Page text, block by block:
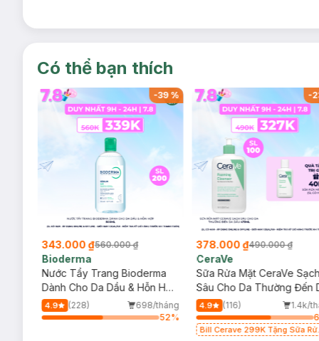
Có thể bạn thích
-39%
343.000 ₫560.000 ₫
Bioderma
Nước Tẩy Trang Bioderma
Dành Cho Da Dầu & Hỗn Hợp
500ml
4.9 (228)
698/tháng
52%
-
378.000 ₫490.000 ₫
CeraVe
Sữa Rửa Mặt CeraVe
Sâu Cho Da Thường Đến
Dầu 473ml
4.9 (116)
1.4k/
Bill Cerave 299K Tặng Sữa